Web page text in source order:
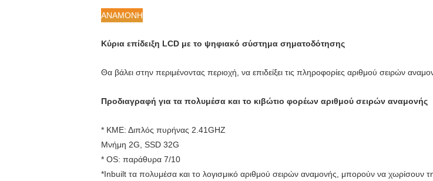
ΑΝΑΜΟΝΗ
Κύρια επίδειξη LCD με το ψηφιακό σύστημα σηματοδότησης
Θα βάλει στην περιμένοντας περιοχή, να επιδείξει τις πληροφορίες αριθμού σειρών
Προδιαγραφή για τα πολυμέσα και το κιβώτιο φορέων αριθμού σειρών αναμονής
* ΚΜΕ: Διπλός πυρήνας 2.41GHZ
Μνήμη 2G, SSD 32G
* OS: παράθυρα 7/10
*Inbuilt τα πολυμέσα και το λογισμικό αριθμού σειρών αναμονής, μπορούν να χωρίσουν